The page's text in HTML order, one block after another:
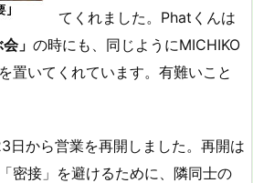
てくれました。Phatくんは
」 の時にも、同じようにMICHIKO
置いてくれています。有難いこと
日から営業を再開しました。再開は
密接」を避けるために、隣同士の